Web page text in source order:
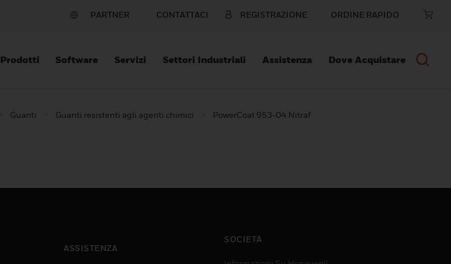
PARTNER CONTATTACI REGISTRAZIONE ORDINE RAPIDO
Prodotti Software Servizi Settori Industriali Assistenza Dove Acquistare
Guanti Guanti resistenti agli agenti chimici PowerCoat 953-04 Nitraf
ASSISTENZA
SOCIETÀ